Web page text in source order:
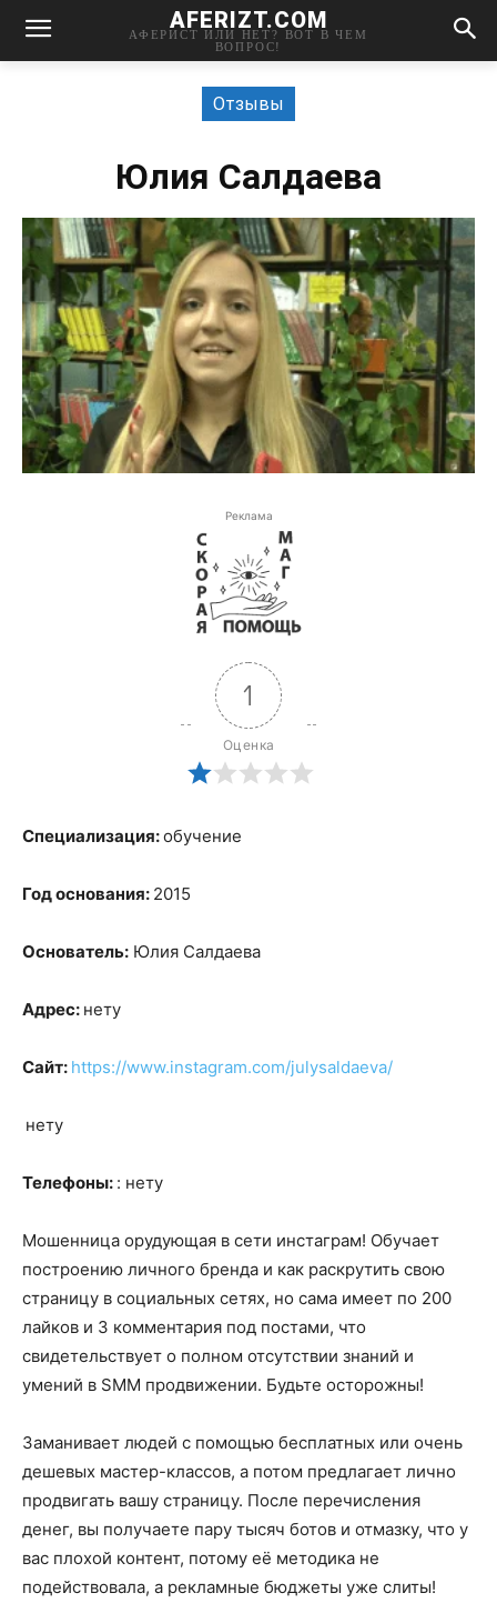
AFERIZT.COM
АФЕРИСТ ИЛИ НЕТ? ВОТ В ЧЕМ
ВОПРОС!
Отзывы
Юлия Салдаева
Реклама
1
Оценка
Специализация:обучение
Год основания: 2015
Основатель: Юлия Салдаева
Адрес: нету
Сайт: https://www.instagram.com/julysaldaeva/
нету
Телефоны: : нету
Мошенница орудующая в сети инстаграм! Обучает
построению личного бренда и как раскрутить свою
страницу в социальных сетях, но сама имеет по 200
лайков и 3 комментария под постами, что
свидетельствует о полном отсутствии знаний и
умений в SMM продвижении. Будьте осторожны!
Заманивает людей с помощью бесплатных или очень
дешевых мастер-классов, а потом предлагает лично
продвигать вашу страницу. После перечисления
денег, вы получаете пару тысяч ботов и отмазку, что у
вас плохой контент, потому её методика не
подействовала, а рекламные бюджеты уже слиты!